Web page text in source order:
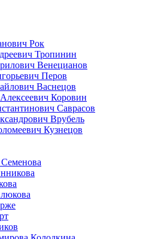
Рок
Тропинин
Венецианов
Перов
Васнецов
Коровин
Саврасов
Врубель
Кузнецов